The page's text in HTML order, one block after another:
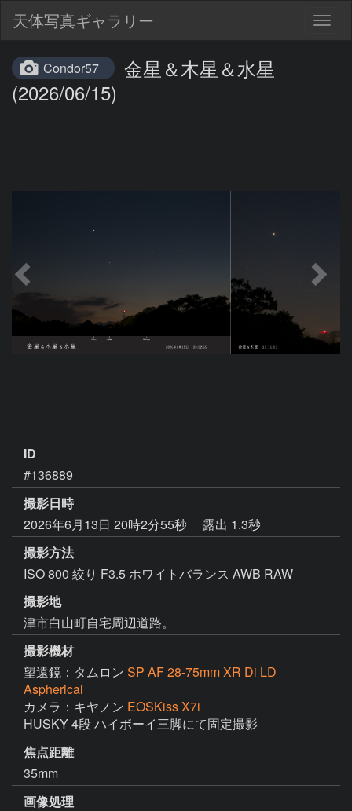
天体写真ギャラリー
Condor57
金星＆木星＆水星
(2026/06/15)
ID
#136889
撮影日時
2026年6月13日 20時2分55秒
露出 1.3秒
撮影方法
ISO 800 絞り F3.5 ホワイトバランス AWB RAW
撮影地
津市白山町自宅周辺道路。
撮影機材
望遠鏡：タムロン SP AF 28-75mm XR Di LD
Aspherical
カメラ：キヤノン EOSKiss X7i
HUSKY 4段 ハイボーイ三脚にて固定撮影
焦点距離
35mm
画像処理